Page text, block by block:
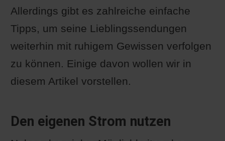
Allerdings gibt es zahlreiche einfache
Tipps, um seine Lieblingssendungen
weiterhin mit ruhigem Gewissen verfolgen
zu können. Einige davon wollen wir in
diesem Artikel vorstellen.
Den eigenen Strom nutzen